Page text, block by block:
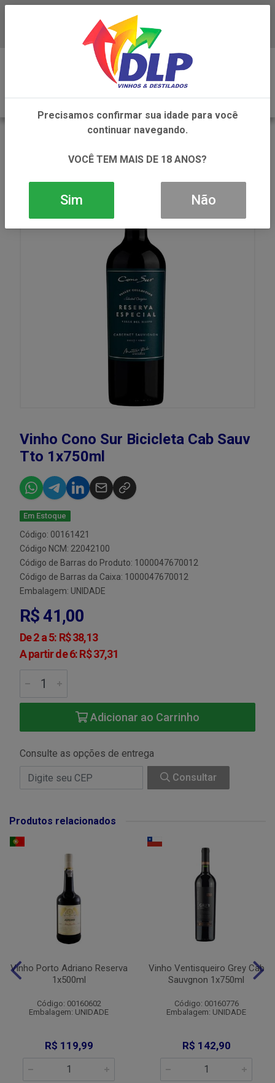
Baixe já o APP da DLP Vinhos
Vinho Cono Sur Bicicleta Cab Sauv
Tto 1x750ml
Em Estoque
Código: 00161421
Código NCM: 22042100
Código de Barras do Produto: 1000047670012
Código de Barras da Caixa: 1000047670012
Embalagem: UNIDADE
R$ 41,00
De 2 a 5: R$ 38,13
A partir de 6: R$ 37,31
Adicionar ao Carrinho
Consulte as opções de entrega
Consultar
Produtos relacionados
Vinho Porto Adriano Reserva
1x500ml
Código: 00160602
Embalagem: UNIDADE
R$ 119,99
Vinho Ventisqueiro Grey Cab
Sauvgnon 1x750ml
Código: 00160776
Embalagem: UNIDADE
R$ 142,90
Precisamos confirmar sua idade para você
continuar navegando.
VOCÊ TEM MAIS DE 18 ANOS?
Sim Não